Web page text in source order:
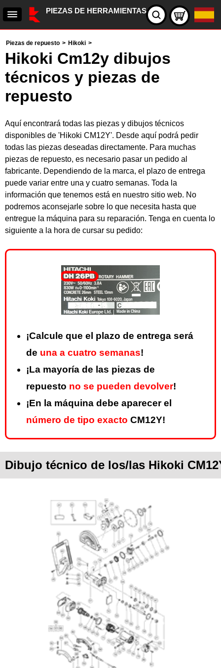
PIEZAS DE HERRAMIENTAS
Piezas de repuesto > Hikoki >
Hikoki Cm12y dibujos
técnicos y piezas de
repuesto
Aquí encontrará todas las piezas y dibujos técnicos
disponibles de 'Hikoki CM12Y'. Desde aquí podrá pedir
todas las piezas deseadas directamente. Para muchas
piezas de repuesto, es necesario pasar un pedido al
fabricante. Dependiendo de la marca, el plazo de entrega
puede variar entre una y cuatro semanas. Toda la
información que tenemos está en nuestro sitio web. No
podremos aconsejarle sobre lo que necesita hasta que
entregue la máquina para su reparación. Tenga en cuenta lo
siguiente a la hora de cursar su pedido:
¡Calcule que el plazo de entrega será
de una a cuatro semanas!
¡La mayoría de las piezas de
repuesto no se pueden devolver!
¡En la máquina debe aparecer el
número de tipo exacto CM12Y!
Dibujo técnico de los/las Hikoki